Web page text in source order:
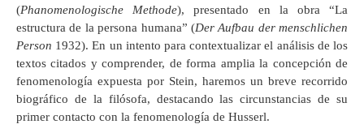
(Phanomenologische Methode), presentado en la obra “La
estructura de la persona humana” (Der Aufbau der menschlichen
Person 1932). En un intento para contextualizar el análisis de los
textos citados y comprender, de forma amplia la concepción de
fenomenología expuesta por Stein, haremos un breve recorrido
biográfico de la filósofa, destacando las circunstancias de su
primer contacto con la fenomenología de Husserl.